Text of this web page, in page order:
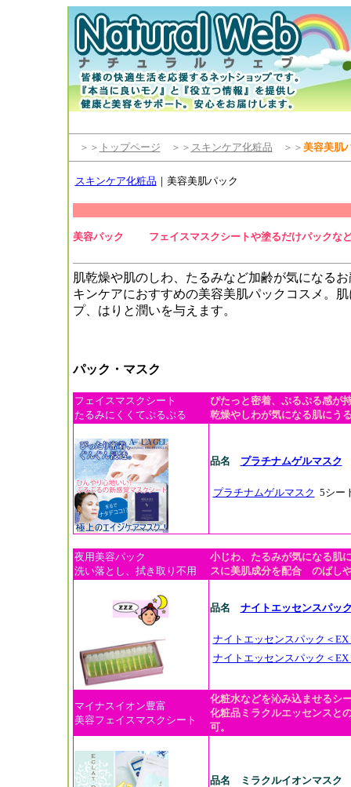
＞＞ トップページ ＞＞ スキンケア化粧品 ＞＞ 美容美肌
スキンケア化粧品 ｜美容美肌パック
美容パック フェイスマスクシートや塗るだけパックな
肌乾燥や肌のしわ、たるみなど加齢が気になる
キンケアにおすすめの美容美肌パックコスメ。
プ、はりと潤いを与えます。
パック・マスク
フェイスマスクシート
たるみにくくてぷるぷる
ぴたっと密着、ぷるぷる感が
乾燥やしわが気になる肌にう
品名 プラチナムゲルマスク
プラチナムゲルマスク 5シー
夜用美容パック
洗い落とし、拭き取り不用
小じわ、たるみが気になる肌
スに美肌成分を配合 のばし
品名 ナイトエッセンスパッ
ナイトエッセンスパック＜EX
ナイトエッセンスパック＜
マイナスイオン豊富
美容フェイスマスクシート
化粧水などを沁み込ませるシ
化粧品ミラクルエッセンスと
可。
品名 ミラクルイオンマスク